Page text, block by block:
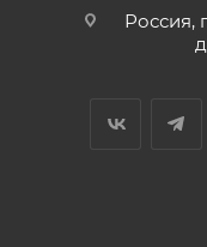
Россия,